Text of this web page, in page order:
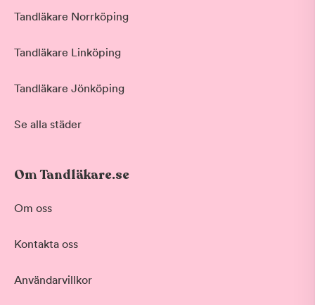
Tandläkare Norrköping
Tandläkare Linköping
Tandläkare Jönköping
Se alla städer
Om Tandläkare.se
Om oss
Kontakta oss
Användarvillkor